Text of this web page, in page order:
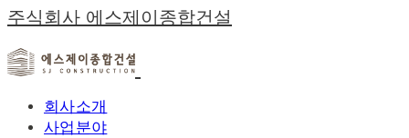
주식회사 에스제이종합건설
회사소개
사업분야